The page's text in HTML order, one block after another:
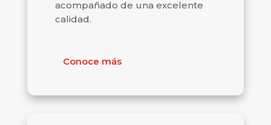
acompañado de una excelente
calidad.
Conoce más